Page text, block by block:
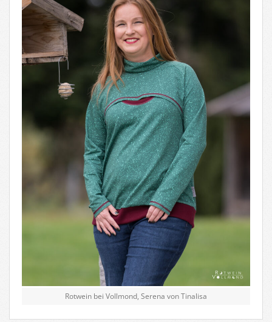
Rotwein bei Vollmond, Serena von Tinalisa